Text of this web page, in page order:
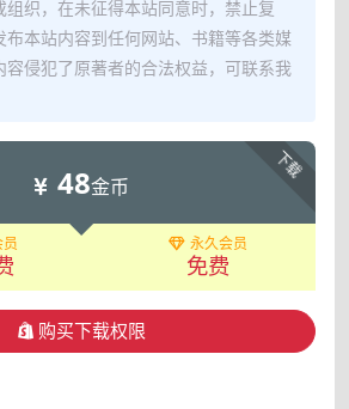
织，在未征得本站同意时，禁止复
本站内容到任何网站、书籍等各类媒
容侵犯了原著者的合法权益，可联系我
下载
48金币
永久会员
免费
购买下载权限